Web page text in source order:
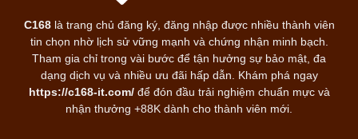
C168là trang chủ đăng ký, đăng nhập được nhiều thành viên
tin chọn nhờ lịch sử vững mạnh và chứng nhận minh bạch.
Tham gia chỉ trong vài bước để tận hưởng sự bảo mật, đa
dạng dịch vụ và nhiều ưu đãi hấp dẫn. Khám phá ngay
https://c168-it.com/để đón đầu trải nghiệm chuẩn mực và
nhận thưởng +88K dành cho thành viên mới.